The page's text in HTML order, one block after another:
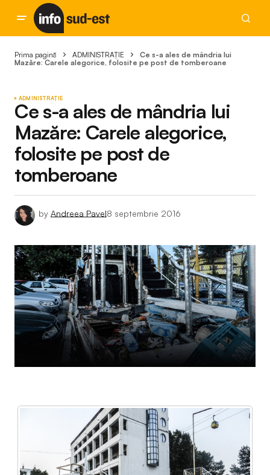
Prima pagină ADMINISTRAȚIE
Ce s-a ales de mândria lui
Mazăre: Carele alegorice, folosite pe post de tomberoane
ADMINISTRAȚIE
Ce s-a ales de mândria lui
Mazăre: Carele alegorice,
folosite pe post de
tomberoane
by Andreea Pavel8 septembrie 2016